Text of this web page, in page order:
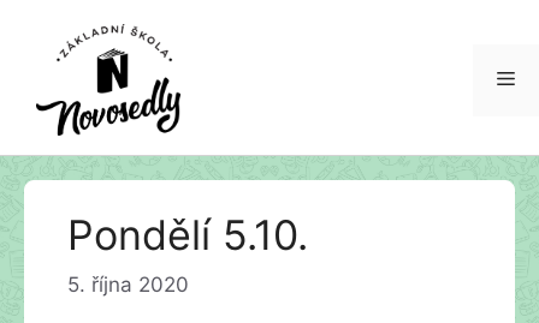
Přeskočit
Pondělí 5.10.
5. října 2020